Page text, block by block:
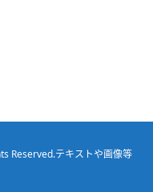
Reserved.テキストや画像等